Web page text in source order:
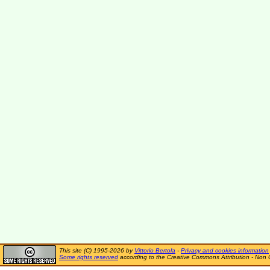
This site (C) 1995-2026 by Vittorio Bertola - Privacy and cookies information
Some rights reserved according to the Creative Commons Attribution - Non